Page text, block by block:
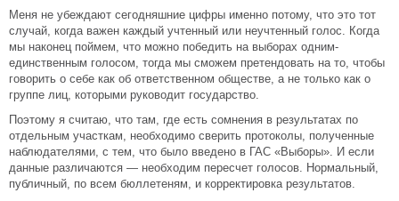
Меня не убеждают сегодняшние цифры именно потому, что это тот
случай, когда важен каждый учтенный или неучтенный голос. Когда
мы наконец поймем, что можно победить на выборах одним-
единственным голосом, тогда мы сможем претендовать на то, чтобы
говорить о себе как об ответственном обществе, а не только как о
группе лиц, которыми руководит государство.
Поэтому я считаю, что там, где есть сомнения в результатах по
отдельным участкам, необходимо сверить протоколы, полученные
наблюдателями, с тем, что было введено в ГАС «Выборы». И если
данные различаются — необходим пересчет голосов. Нормальный,
публичный, по всем бюллетеням, и корректировка результатов.